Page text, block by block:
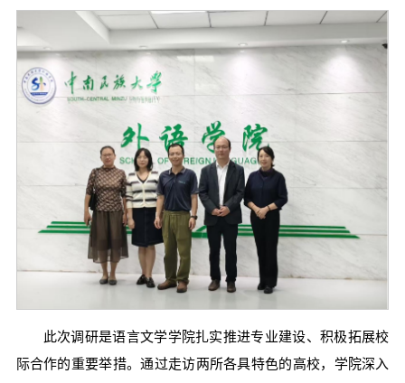
此次调研是语言文学学院扎实推进专业建设、积极拓展校
际合作的重要举措。通过走访两所各具特色的高校，学院深入